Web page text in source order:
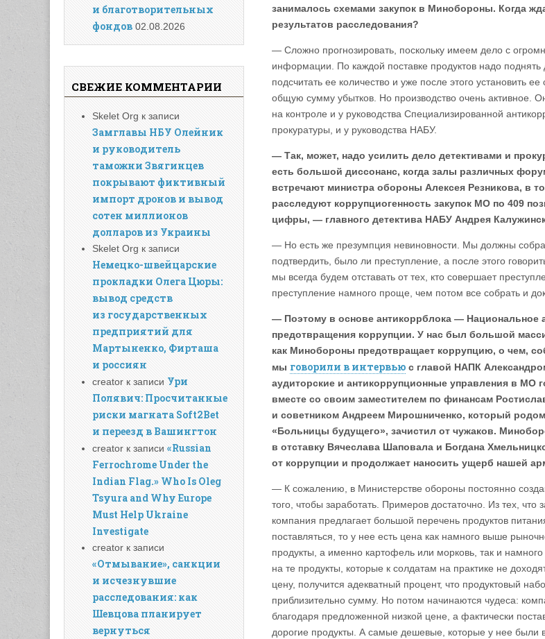
занималось схемами закупок в Минобороны. Когда
результатов расследования?
— Сложно прогнозировать, поскольку имеем дело с
информации. По каждой поставке продуктов надо поднять
подсчитать ее количество и уже после этого установить ее
общую сумму убытков. Но производство очень активное.
на контроле и у руководства Специализированной
прокуратуры, и у руководства НАБУ.
— Так, может, надо усилить дело детективами и
есть большой диссонанс, когда залы различных
встречают министра обороны Алексея Резникова, в
расследуют коррупциогенность закупок МО по 409
цифры, — главного детектива НАБУ Андрея
— Но есть же презумпция невиновности. Мы должны
подтвердить, было ли преступление, а после этого
мы всегда будем отставать от тех, кто совершает
преступление намного проще, чем потом все собрать и
— Поэтому в основе антикоррблока — Национальное
предотвращения коррупции. У нас был большой
как Минобороны предотвращает коррупцию, о чем,
мы говорили в интервью с главой НАПК
аудиторские и антикоррупционные управления в МО
вместе со своим заместителем по финансам
и советником Андреем Мирошниченко, который
«Больницы будущего», зачистил от чужаков.
в отставку Вячеслава Шаповала и Богдана
от коррупции и продолжает наносить ущерб нашей
— К сожалению, в Министерстве обороны постоянно
того, чтобы заработать. Примеров достаточно. Из тех, что
компания предлагает большой перечень продуктов
поставляться, то у нее есть цена как намного выше
продукты, а именно картофель или морковь, так и
на те продукты, которые к солдатам на практике не
цену, получится адекватный процент, что продуктовый
приблизительно сумму. Но потом начинаются чудеса:
благодаря предложенной низкой цене, а фактически
дорогие продукты. А самые дешевые, которые у нее были
и благотворительных
фондов 02.08.2026
СВЕЖИЕ КОММЕНТАРИИ
Skelet Org к записи
Замглавы НБУ Олейник
и руководитель
таможни Звягинцев
покрывают фиктивный
импорт дронов и вывод
сотен миллионов
долларов из Украины
Skelet Org к записи
Немецко-швейцарские
прокладки Олега Цюры:
вывод средств
из государственных
предприятий для
Мартыненко, Фирташа
и россиян
creator к записи Ури
Полявич: Просчитанные
риски магната Soft2Bet
и переезд в Вашингтон
creator к записи «Russian
Ferrochrome Under the
Indian Flag.» Who Is Oleg
Tsyura and Why Europe
Must Help Ukraine
Investigate
creator к записи
«Отмывание», санкции
и исчезнувшие
расследования: как
Шевцова планирует
вернуться